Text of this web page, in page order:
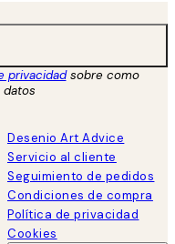
privacidadsobre como
Desenio Art Advice
Servicio al cliente
Seguimiento de pedidos
Condiciones de compra
Política de privacidad
Cookies